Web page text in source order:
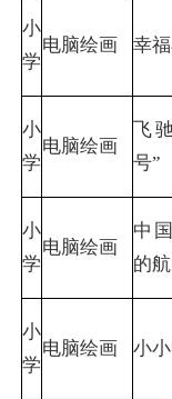
小
学
电脑绘画 幸
小
学
电脑绘画
飞
号”
小
学
电脑绘画
中
的
小
学
电脑绘画 小